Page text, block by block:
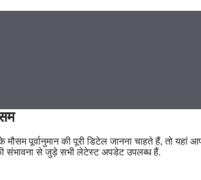
पूर्वानुमान की पूरी डिटेल जानना चाहते हैं, तो यहां
संभावना से जुड़े सभी लेटेस्ट अपडेट उपलब्ध हैं.